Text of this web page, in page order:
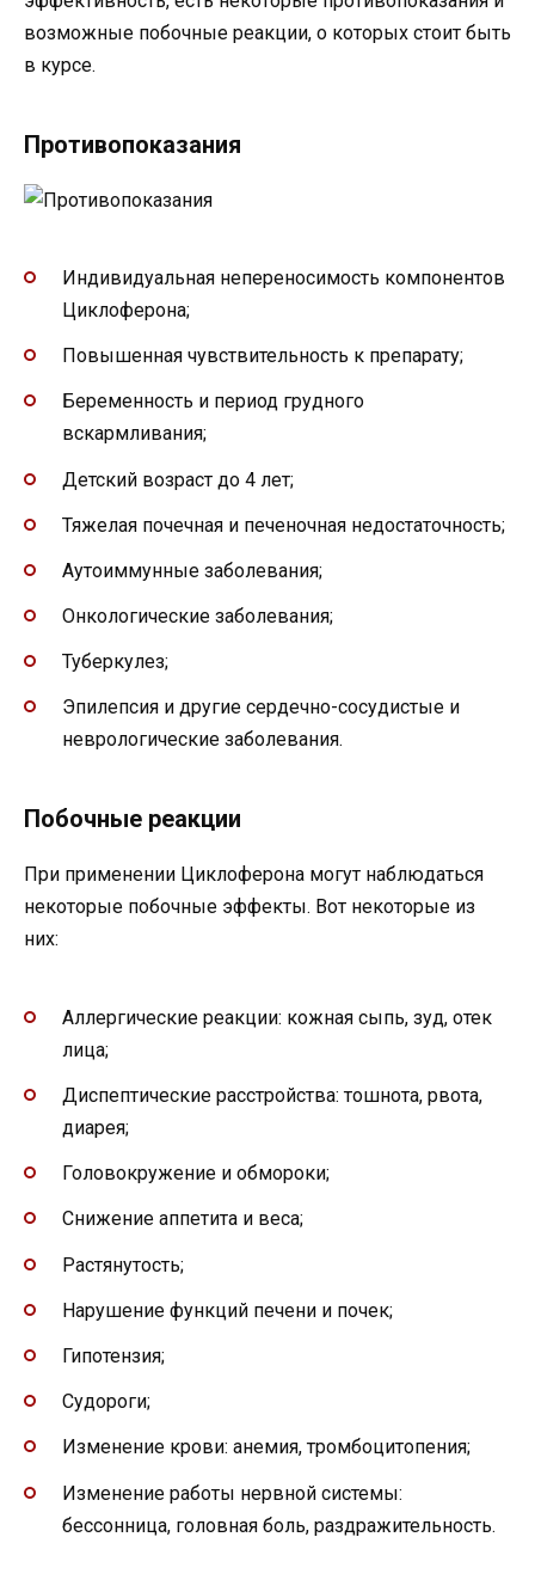
возможные побочные реакции, о которых стоит быть
в курсе.
Противопоказания
Индивидуальная непереносимость компонентов
Циклоферона;
Повышенная чувствительность к препарату;
Беременность и период грудного
вскармливания;
Детский возраст до 4 лет;
Тяжелая почечная и печеночная недостаточность;
Аутоиммунные заболевания;
Онкологические заболевания;
Туберкулез;
Эпилепсия и другие сердечно-сосудистые и
неврологические заболевания.
Побочные реакции
При применении Циклоферона могут наблюдаться
некоторые побочные эффекты. Вот некоторые из
них:
Аллергические реакции: кожная сыпь, зуд, отек
лица;
Диспептические расстройства: тошнота, рвота,
диарея;
Головокружение и обмороки;
Снижение аппетита и веса;
Растянутость;
Нарушение функций печени и почек;
Гипотензия;
Судороги;
Изменение крови: анемия, тромбоцитопения;
Изменение работы нервной системы:
бессонница, головная боль, раздражительность.